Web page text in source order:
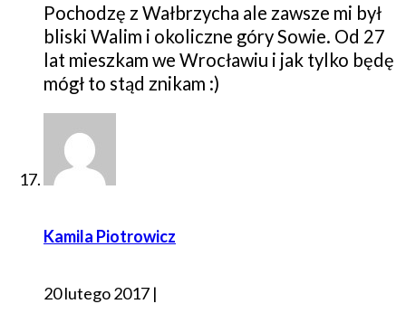
Pochodzę z Wałbrzycha ale zawsze mi był
bliski Walim i okoliczne góry Sowie. Od 27
lat mieszkam we Wrocławiu i jak tylko będę
mógł to stąd znikam :)
Kamila Piotrowicz
20 lutego 2017 |